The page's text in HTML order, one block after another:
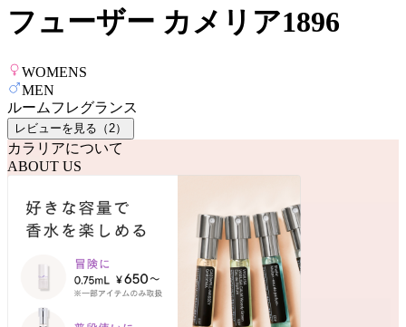
フューザー カメリア1896
WOMENS
MEN
ルームフレグランス
レビューを見る（ 2）
カラリアについて
ABOUT US